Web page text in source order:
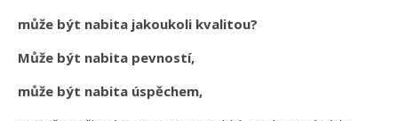
může být nabita jakoukoli kvalitou?
Může být nabita pevností,
může být nabita úspěchem,